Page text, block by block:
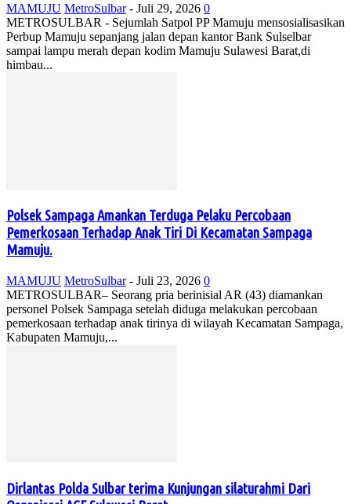
MAMUJU MetroSulbar - Juli 29, 2026 0
METROSULBAR - Sejumlah Satpol PP Mamuju mensosialisasikan
Perbup Mamuju sepanjang jalan depan kantor Bank Sulselbar
sampai lampu merah depan kodim Mamuju Sulawesi Barat,di
himbau...
Polsek Sampaga Amankan Terduga Pelaku Percobaan
Pemerkosaan Terhadap Anak Tiri Di Kecamatan Sampaga
Mamuju.
MAMUJU MetroSulbar - Juli 23, 2026 0
METROSULBAR– Seorang pria berinisial AR (43) diamankan
personel Polsek Sampaga setelah diduga melakukan percobaan
pemerkosaan terhadap anak tirinya di wilayah Kecamatan Sampaga,
Kabupaten Mamuju,...
Dirlantas Polda Sulbar terima Kunjungan silaturahmi Dari